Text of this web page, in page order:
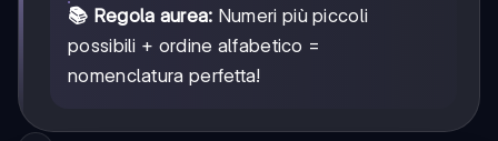
📚 Regola aurea: Numeri più piccoli
possibili + ordine alfabetico =
nomenclatura perfetta!